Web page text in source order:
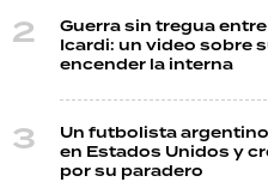
Guerra sin tregua
Icardi: un video sobre
encender la interna
Un futbolista
en Estados Unidos y
por su paradero